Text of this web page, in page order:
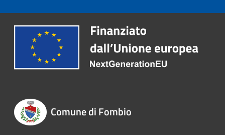
Comune di Fombio